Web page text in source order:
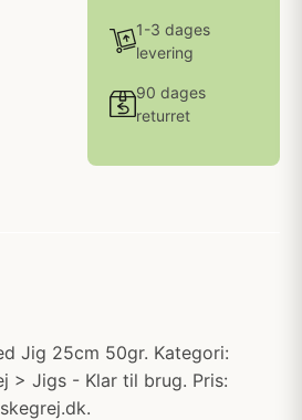
1-3 dages
levering
90 dages
returret
Jig 25cm 50gr. Kategori:
> Jigs - Klar til brug. Pris: